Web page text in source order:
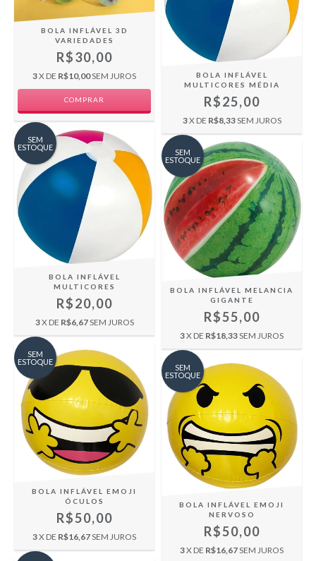
BOLA INFLÁVEL 3D
VARIEDADES
R$30,00
3X DE R$10,00SEM JUROS
COMPRAR
BOLA INFLÁVEL
MULTICORES MÉDIA
R$25,00
3X DE R$8,33SEM JUROS
SEM
ESTOQUE
BOLA INFLÁVEL
MULTICORES
R$20,00
3X DE R$6,67SEM JUROS
SEM
ESTOQUE
BOLA INFLÁVEL MELANCIA
GIGANTE
R$55,00
3X DE R$18,33SEM JUROS
SEM
ESTOQUE
BOLA INFLÁVEL EMOJI
ÓCULOS
R$50,00
3X DE R$16,67SEM JUROS
SEM
ESTOQUE
BOLA INFLÁVEL EMOJI
NERVOSO
R$50,00
3X DE R$16,67SEM JUROS